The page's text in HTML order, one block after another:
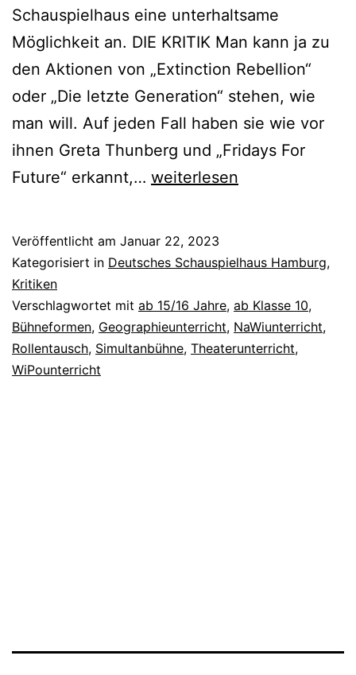
Schauspielhaus eine unterhaltsame
Möglichkeit an. DIE KRITIK Man kann ja zu
den Aktionen von „Extinction Rebellion“
oder „Die letzte Generation“ stehen, wie
man will. Auf jeden Fall haben sie wie vor
ihnen Greta Thunberg und „Fridays For
Future“ erkannt,… Der
weiterlesen
Veröffentlicht am Januar 22, 2023
Kategorisiert in Deutsches Schauspielhaus Hamburg,
Kritiken
Verschlagwortet mit ab 15/16 Jahre, ab Klasse 10,
Bühneformen, Geographieunterricht, NaWiunterricht,
Rollentausch, Simultanbühne, Theaterunterricht,
WiPounterricht